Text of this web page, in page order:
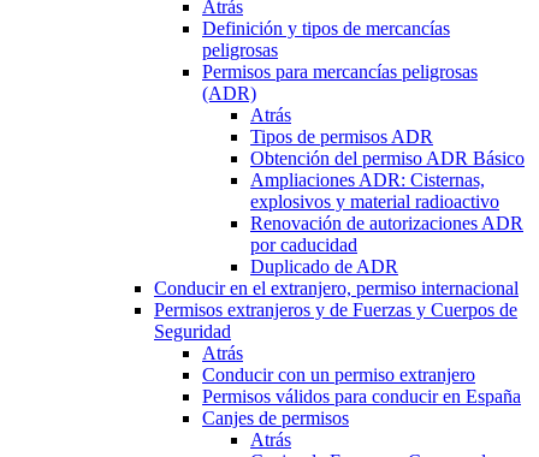
Atrás
Definición y tipos de mercancías
peligrosas
Permisos para mercancías peligrosas
(ADR)
Atrás
Tipos de permisos ADR
Obtención del permiso ADR Básico
Ampliaciones ADR: Cisternas,
explosivos y material radioactivo
Renovación de autorizaciones ADR
por caducidad
Duplicado de ADR
Conducir en el extranjero, permiso internacional
Permisos extranjeros y de Fuerzas y Cuerpos de
Seguridad
Atrás
Conducir con un permiso extranjero
Permisos válidos para conducir en España
Canjes de permisos
Atrás